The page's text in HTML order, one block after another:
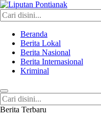
Liputan Pontianak
Berita Terkini dan TerUpdate
Beranda
Berita Lokal
Berita Nasional
Berita Internasional
Kriminal
Berita Terbaru